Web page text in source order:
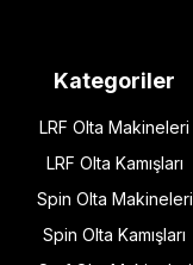
Kategoriler
LRF Olta Makineleri
LRF Olta Kamışları
Spin Olta Makineleri
Spin Olta Kamışları